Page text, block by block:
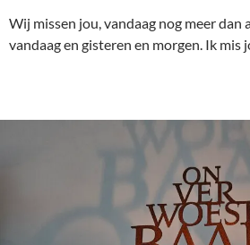
Wij missen jou, vandaag nog meer dan
vandaag en gisteren en morgen. Ik mis